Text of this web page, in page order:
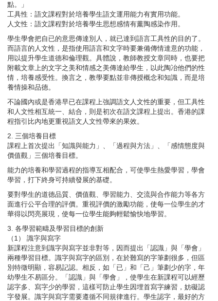
點。」
工具性：語文課程對於培養學生語文運用能力有實用功能。
人文性：語文課程對於培養學生思想感情有薰陶感染作用。
學生學會把自已的意思傳達別人，就已達到語言工具性的目的了。
而語言的人文性，是指使用語言和文字時要兼備傳情達意的功能，
用以提升學生道德和倫理觀。具體說，教師教授文章同時，也要把
附載文章上的文字之美和情感之美傳達給學生，以此陶冶他們的性
情，培養感受性。換言之，教學要點並非傳授概念和知識，而是培
養情操和品德。
不論國內或是香港早已在課程上強調語文人文性的重要，但工具性
和人文性相互統一、結合，則是初次在語文課程上提出。香港的課
程指引比內地更重視語文人文性帶來的果效。
2. 三個培養目標
課程上首次提出「知識與能力」、「過程與方法」、「感情態度與
價值觀」三個培養目標。
能力的培養和學習過程的指導互相配合，可使學生熱愛學習，學會
學習，打下終身可持續發展的基礎。
要對學生的道德品質、價值觀、學習能力、交流與合作能力等各方
面進行公平合理的評價。重視評價的激勵功能，使每一位學生的才
華得以閃亮展現，使每一位學生能夠輕鬆愉快地學習。
3. 各學習範疇及學習目標的創新
（1） 識字與寫字
新課程注意到識字與寫字並非對等，因而提出「認識」與「學會」
兩種學習目標。識字與寫字的區別，在於難寫的字筆劃很多，但區
別特徵明顯，容易記認。相反，如「已」和「己」筆劃少的字，年
幼學生不易區分。「認識」與「學會」，使學生在新課程可以經歷
認字多、寫字少的學習，這樣可防止學生因埋首寫字練習，妨礙認
字發展。識字與寫字需要遵循不同規律進行。學生認字，最好的方